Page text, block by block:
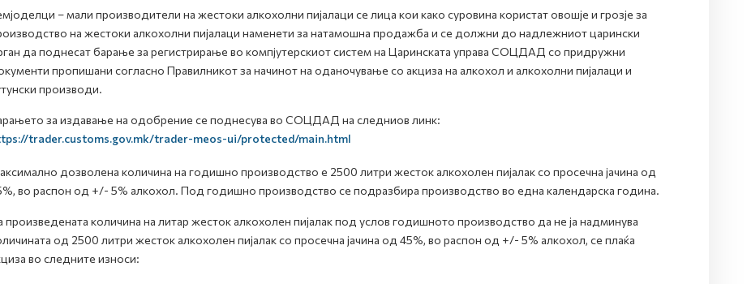
– мали производители на жестоки алкохолни пијалаци се лица кои како суровина користат овошје и грозје за
на жестоки алкохолни пијалаци наменети за натамошна продажба и се должни до надлежниот царински
да поднесат барање за регистрирање во компјутерскиот систем на Царинската управа СОЦДАД со придружни
пропишани согласно Правилникот за начинот на оданочување со акциза на алкохол и алкохолни пијалаци и
производи.
за издавање на одобрение се поднесува во СОЦДАД на следниов линк:
trader.customs.gov.mk/trader-meos-ui/protected/main.html
дозволена количина на годишно производство е 2500 литри жесток алкохолен пијалак со просечна јачина од
во распон од +/- 5% алкохол. Под годишно производство се подразбира производство во една календарска година.
произведената количина на литар жесток алкохолен пијалак под услов годишното производство да не ја надминува
од 2500 литри жесток алкохолен пијалак со просечна јачина од 45%, во распон од +/- 5% алкохол, се плаќа
во следните износи: